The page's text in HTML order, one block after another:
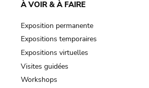
À VOIR & À FAIRE
Exposition permanente
Expositions temporaires
Expositions virtuelles
Visites guidées
Workshops